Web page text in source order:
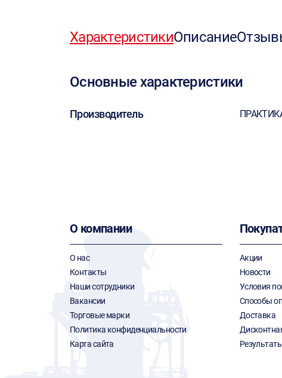
ХарактеристикиОписание
Основные характеристики
Производитель
О компании
О нас
Контакты
Наши сотрудники
Вакансии
Торговые марки
Политика конфиденциальности
Карта сайта
Акции
Новости
Условия
Способы
Доставка